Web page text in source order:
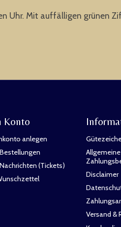
Uhr. Mit auffälligen grünen
Konto
anlegen
(Tickets)
Disclaimer
Versand &